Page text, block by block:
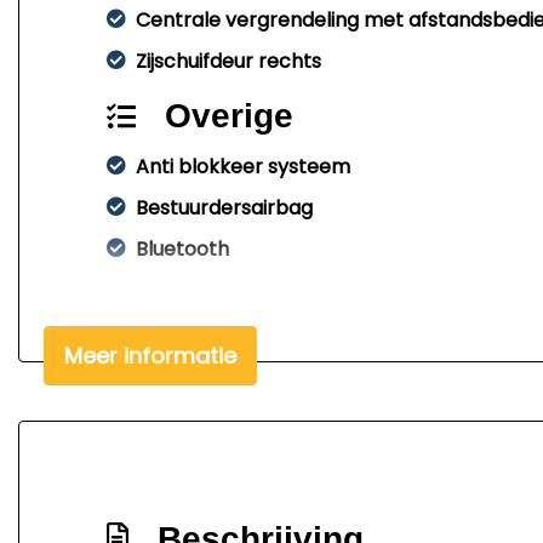
Centrale vergrendeling met
Zijschuifdeur rechts
Overige
Anti blokkeer systeem
Bestuurdersairbag
Bluetooth
Meer informatie